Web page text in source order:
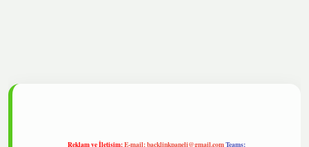
Reklam ve İletişim:E-mail:backlinkpaneli@gmail.comTeams: